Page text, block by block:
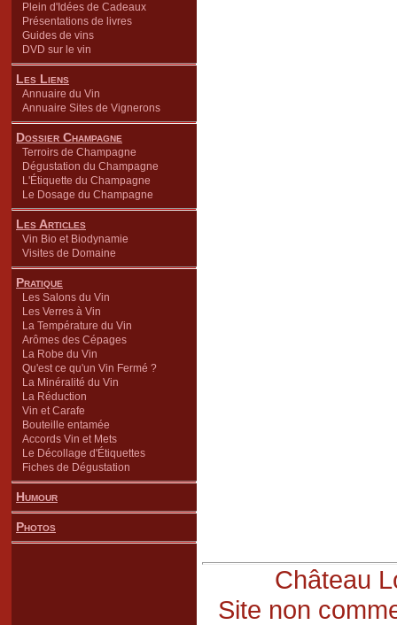
Plein d'Idées de Cadeaux
Présentations de livres
Guides de vins
DVD sur le vin
Les Liens
Annuaire du Vin
Annuaire Sites de Vignerons
Dossier Champagne
Terroirs de Champagne
Dégustation du Champagne
L'Étiquette du Champagne
Le Dosage du Champagne
Les Articles
Vin Bio et Biodynamie
Visites de Domaine
Pratique
Les Salons du Vin
Les Verres à Vin
La Température du Vin
Arômes des Cépages
La Robe du Vin
Qu'est ce qu'un Vin Fermé ?
La Minéralité du Vin
La Réduction
Vin et Carafe
Bouteille entamée
Accords Vin et Mets
Le Décollage d'Étiquettes
Fiches de Dégustation
Humour
Photos
Château
Site non